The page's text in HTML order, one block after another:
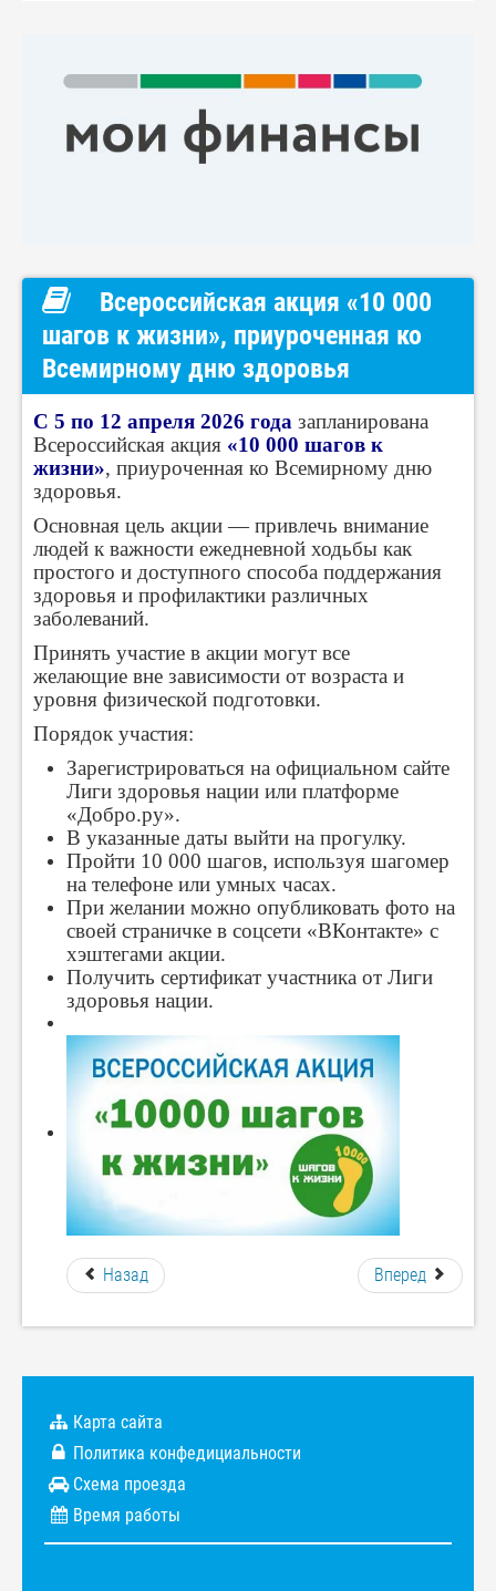
Всероссийская акция «10 000
шагов к жизни», приуроченная ко
Всемирному дню здоровья
С 5 по 12 апреля 2026 года запланирована
Всероссийская акция «10 000 шагов к
жизни», приуроченная ко Всемирному дню
здоровья.
Основная цель акции — привлечь внимание
людей к важности ежедневной ходьбы как
простого и доступного способа поддержания
здоровья и профилактики различных
заболеваний.
Принять участие в акции могут все
желающие вне зависимости от возраста и
уровня физической подготовки.
Порядок участия:
Зарегистрироваться на официальном сайте
Лиги здоровья нации или платформе
«Добро.ру».
В указанные даты выйти на прогулку.
Пройти 10 000 шагов, используя шагомер
на телефоне или умных часах.
При желании можно опубликовать фото на
своей страничке в соцсети «ВКонтакте» с
хэштегами акции.
Получить сертификат участника от Лиги
здоровья нации.
Назад Вперед
Карта сайта
Политика конфедициальности
Схема проезда
Время работы